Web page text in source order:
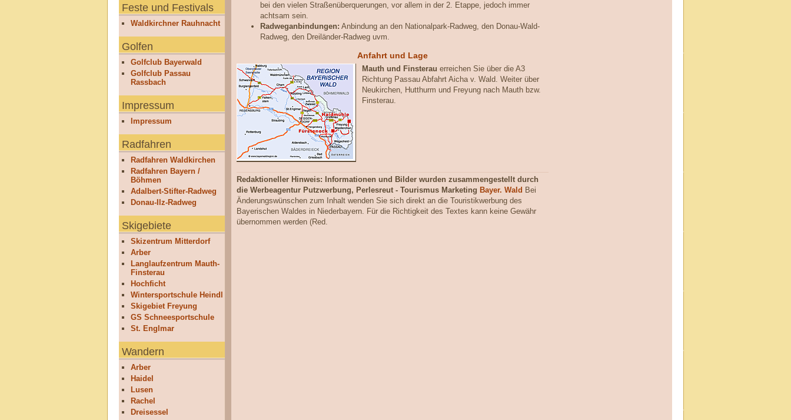
Feste und Festivals
Waldkirchner Rauhnacht
Golfen
Golfclub Bayerwald
Golfclub Passau
Rassbach
Impressum
Impressum
Radfahren
Radfahren Waldkirchen
Radfahren Bayern /
Böhmen
Adalbert-Stifter-Radweg
Donau-Ilz-Radweg
Skigebiete
Skizentrum Mitterdorf
Arber
Langlaufzentrum Mauth-
Finsterau
Hochficht
Wintersportschule Heindl
Skigebiet Freyung
GS Schneesportschule
St. Englmar
Wandern
Arber
Haidel
Lusen
Rachel
Dreisessel
bei den vielen Straßenüberquerungen, vor allem in der 2. Etappe, jedoch immer
achtsam sein.
Radweganbindungen: Anbindung an den Nationalpark-Radweg, den Donau-Wald-
Radweg, den Dreiländer-Radweg uvm.
Anfahrt und Lage
Mauth und Finsterau erreichen Sie über die A3
Richtung Passau Abfahrt Aicha v. Wald. Weiter über
Neukirchen, Hutthurm und Freyung nach Mauth bzw.
Finsterau.
Redaktioneller Hinweis: Informationen und Bilder wurden zusammengestellt durch
die Werbeagentur Putzwerbung, Perlesreut - Tourismus Marketing Bayer. Wald Bei
Änderungswünschen zum Inhalt wenden Sie sich direkt an die Touristikwerbung des
Bayerischen Waldes in Niederbayern. Für die Richtigkeit des Textes kann keine Gewähr
übernommen werden (Red.